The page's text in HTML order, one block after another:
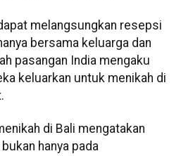
melangsungkan resepsi
bersama keluarga dan
pasangan India mengaku
keluarkan untuk menikah di
di Bali mengatakan
hanya pada